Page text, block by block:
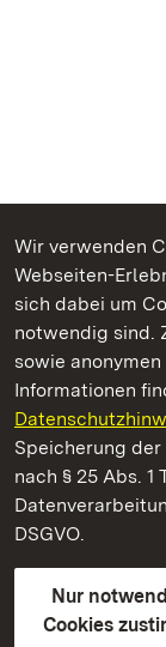
Wir verwenden
Webseiten-
sich dabei um
notwendig sind.
sowie
Informationen
Speicherung
nach § 25 Abs.
DSGVO.
Nur
Cookies
Kommen.
Staatliche
Staatliche
Kontakt
Erklärung zur
BITV-konform